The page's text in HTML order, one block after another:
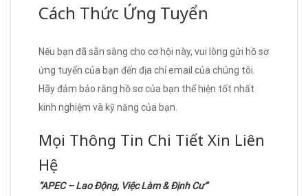
Cách Thức Ứng Tuyển
Nếu bạn đã sẵn sàng cho cơ hội này, vui lòng gửi hồ sơ
ứng tuyển của bạn đến địa chỉ email của chúng tôi.
Hãy đảm bảo rằng hồ sơ của bạn thể hiện tốt nhất
kinh nghiệm và kỹ năng của bạn.
Mọi Thông Tin Chi Tiết Xin Liên
Hệ
“APEC – Lao Động, Việc Làm & Định Cư”